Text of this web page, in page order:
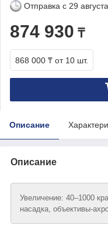
Отправка с 29
874 930 ₸
868 000 ₸ от 10 шт.
Описание
Описание
Увеличение: 40–1000
насадка, объективы-